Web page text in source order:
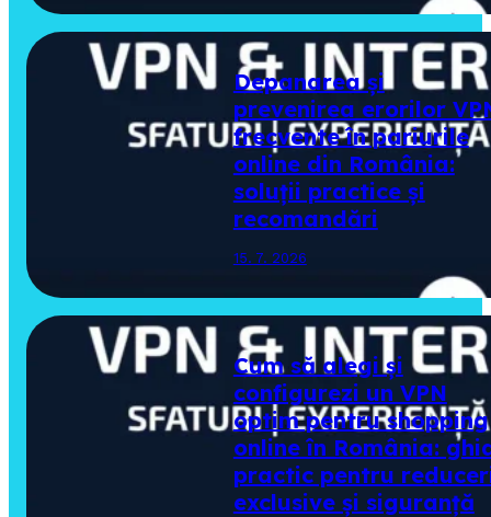
Depanarea și
prevenirea erorilor
frecvente în pariurile
online din România:
soluții practice și
recomandări
15. 7. 2026
Cum să alegi și
configurezi un VPN
optim pentru shopping
online în România:
practic pentru
exclusive și siguranță